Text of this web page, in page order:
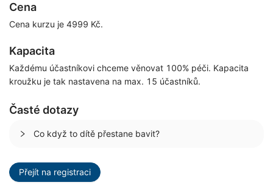
Cena
Cena kurzu je 4999 Kč.
Kapacita
Každému účastníkovi chceme věnovat 100% péči. Kapacita
kroužku je tak nastavena na max. 15 účastníků.
Časté dotazy
Co když to dítě přestane bavit?
Přejít na registraci